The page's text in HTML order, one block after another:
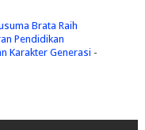
Brata Raih
Pendidikan
Karakter Generasi -